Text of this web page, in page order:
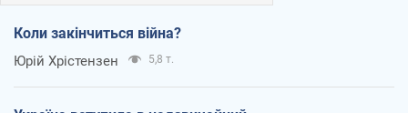
Коли закінчиться війна?
Юрій Хрістензен 5,8 т.